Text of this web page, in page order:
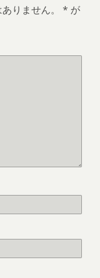
りません。 * が